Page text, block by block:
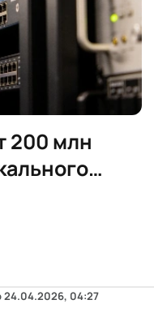
200 млн
24.04.2026, 04:27